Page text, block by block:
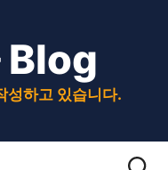
Blog
성하고 있습니다.